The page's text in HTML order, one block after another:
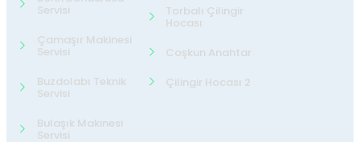
Servisi
Çamaşır Makinesi
Servisi
Buzdolabı Teknik
Servisi
Bulaşık Makinesi
Servisi
Torbalı Çilingir
Hocası
Coşkun Anahtar
Çilingir Hocası 2